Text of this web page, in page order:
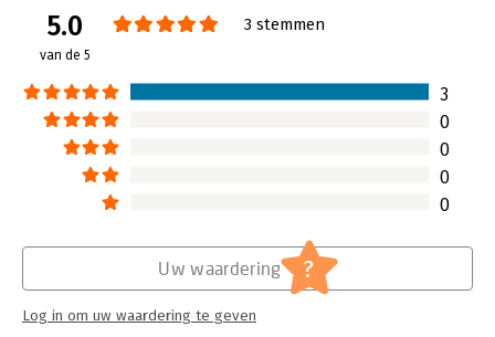
Verschijningsdatum:
3-3-2026
Hoofdrubriek:
5.0
van de 5
3 stemmen
3
0
0
0
0
Uw waardering ?
Log in om uw waardering te geven